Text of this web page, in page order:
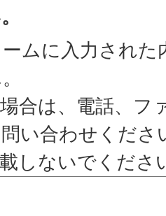
ムに入力された
合は、電話、フ
い合わせくださ
しないでくださ